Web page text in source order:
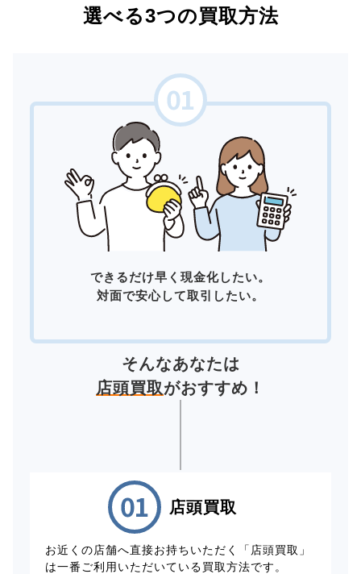
選べる3つの買取方法
できるだけ早く現金化したい。
対面で安心して取引したい。
そんなあなたは
店頭買取がおすすめ！
店頭買取
お近くの店舗へ直接お持ちいただく「店頭買取」
は一番ご利用いただいている買取方法です。